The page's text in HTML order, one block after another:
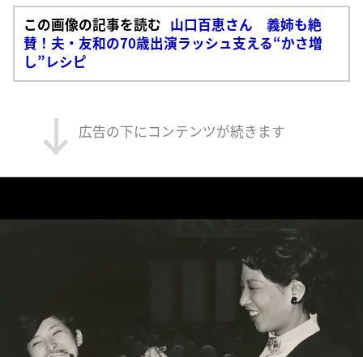
この画像の記事を読む 山口百恵さん 義姉も絶
賛！夫・友和の70歳出演ラッシュ支える“かさ増
し”レシピ
広告の下にコンテンツが続きます